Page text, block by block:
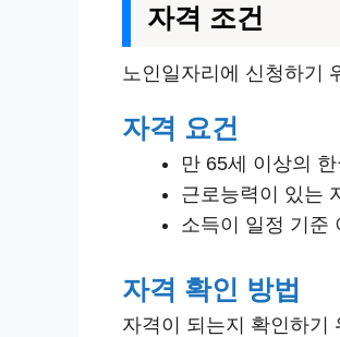
자격 조건
노인일자리에 신청하기
자격 요건
만 65세 이상의
근로능력이 있는
소득이 일정 기준
자격 확인 방법
자격이 되는지 확인하기